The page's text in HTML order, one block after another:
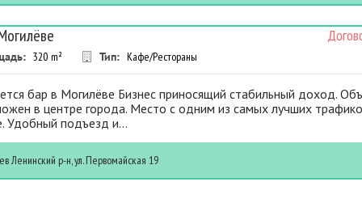
320 m² Тип: Кафе/Рестораны
бар в Могилёве Бизнес приносящий стабильный доход.
в центре города. Место с одним из самых лучших
Удобный подъезд и...
Ленинский р-н, ул. Первомайская 19